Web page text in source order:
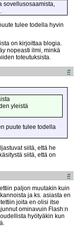
sovellusosaamista,
tulee todella hyvin
on kirjoittaa blogia.
nopeasti ilmi, minkä
toteutuksista.
#
yleistä
puute tulee todella
siitä, että he
siitä, että on
#
paljon muutakin kuin
ja ks. asiasta en
joita en olisi itse
ominavuin Flash:n
hyötyäkin kun